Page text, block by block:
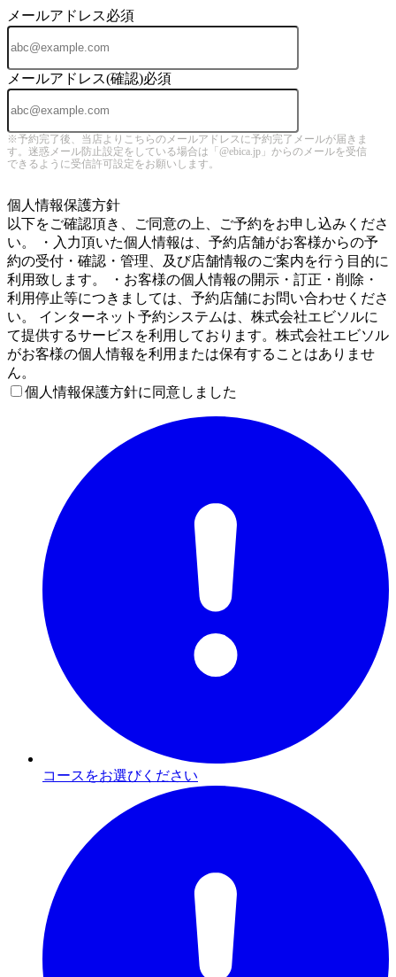
メールアドレス必須
メールアドレス(確認)必須
※予約完了後、当店よりこちらのメールアドレスに予約完了メールが届きま
す。迷惑メール防止設定をしている場合は「@ebica.jp」からのメールを受信
できるように受信許可設定をお願いします。
個人情報保護方針
以下をご確認頂き、ご同意の上、ご予約をお申し込みくださ
い。 ・入力頂いた個人情報は、予約店舗がお客様からの予
約の受付・確認・管理、及び店舗情報のご案内を行う目的に
利用致します。 ・お客様の個人情報の開示・訂正・削除・
利用停止等につきましては、予約店舗にお問い合わせくださ
い。 インターネット予約システムは、株式会社エビソルに
て提供するサービスを利用しております。株式会社エビソル
がお客様の個人情報を利用または保有することはありませ
ん。
個人情報保護方針に同意しました
コースをお選びください